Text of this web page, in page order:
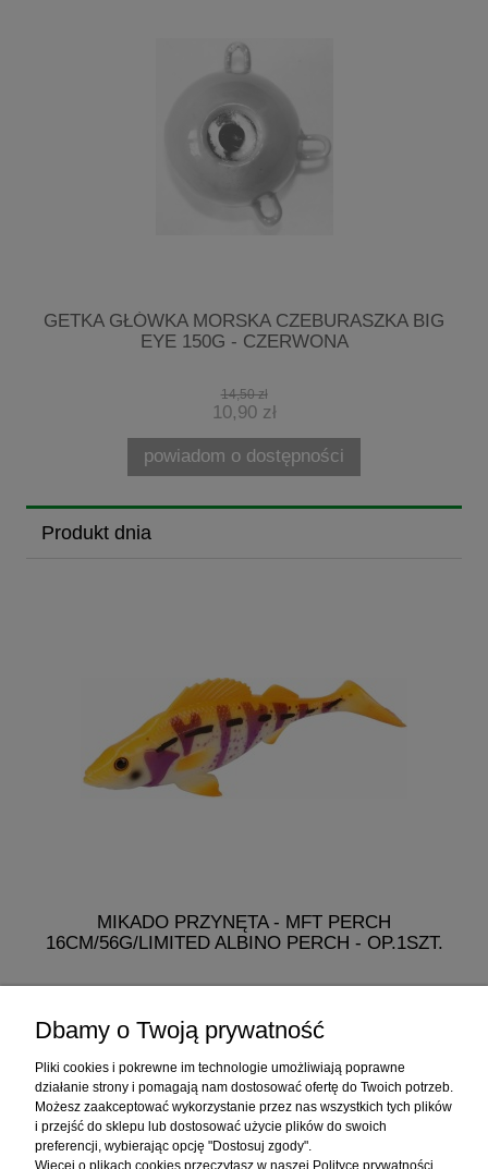
GETKA GŁÓWKA MORSKA CZEBURASZKA BIG
EYE 150G - CZERWONA
14,50 zł
10,90 zł
powiadom o dostępności
Produkt dnia
MIKADO PRZYNĘTA - MFT PERCH
16CM/56G/LIMITED ALBINO PERCH - OP.1SZT.
do koszyka
Informacje
Dbamy o Twoją prywatność
Pliki cookies i pokrewne im technologie umożliwiają poprawne
działanie strony i pomagają nam dostosować ofertę do Twoich potrzeb.
Możesz zaakceptować wykorzystanie przez nas wszystkich tych plików
i przejść do sklepu lub dostosować użycie plików do swoich
preferencji, wybierając opcję "Dostosuj zgody".
Więcej o plikach cookies przeczytasz w naszej Polityce prywatności.